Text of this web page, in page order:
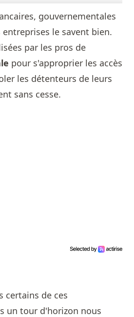
gouvernementales
le savent bien.
par les pros de
pour s'approprier les accès
les détenteurs de leurs
sans cesse.
certains de ces
un tour d'horizon nous